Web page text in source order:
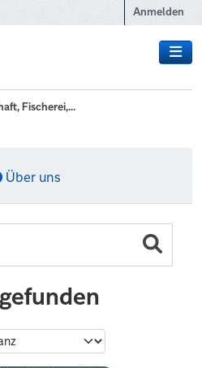
Anmelden
Fischerei,...
Über uns